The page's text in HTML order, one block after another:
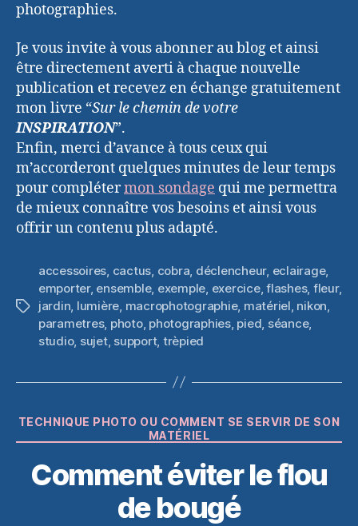
photographies.
Je vous invite à vous abonner au blog et ainsi
être directement averti à chaque nouvelle
publication et recevez en échange gratuitement
mon livre “Sur le chemin de votre
INSPIRATION”.
Enfin, merci d’avance à tous ceux qui
m’accorderont quelques minutes de leur temps
pour complétermon sondage qui me permettra
de mieux connaître vos besoins et ainsi vous
offrir un contenu plus adapté.
Étiquettes
accessoires cactus cobra déclencheur, eclairage,
emporter, ensemble, exemple exercice,flashes, fleur,
jardin lumière macrophotographie, matériel nikon
parametres, photo, photographies, pied séance,
studio, sujet, support, trèpied
Catégories
TECHNIQUE PHOTO OU COMMENT SE SERVIR DE SON
MATÉRIEL
Comment éviter le flou
de bougé